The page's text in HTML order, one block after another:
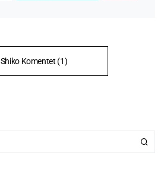
Shiko Komentet (1)